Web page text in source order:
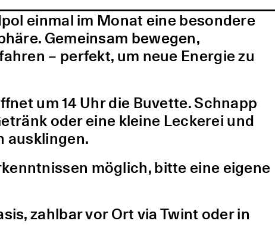
einmal im Monat eine besondere
Gemeinsam bewegen,
– perfekt, um neue Energie zu
um 14 Uhr die Buvette. Schnapp
oder eine kleine Leckerei und
ausklingen.
möglich, bitte eine eigene
zahlbar vor Ort via Twint oder in